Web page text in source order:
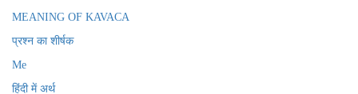
MEANING OF KAVACA
प्रश्न का शीर्षक
Me
हिंदी में अर्थ